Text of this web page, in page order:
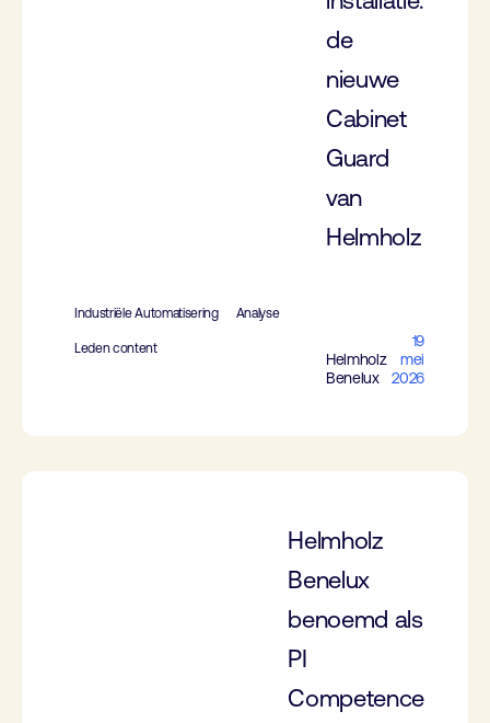
de
nieuwe
Cabinet
Guard
van
Helmholz
Industriële Automatisering Analyse
Leden content
Helmholz
Benelux
19
mei
2026
Helmholz
Benelux
benoemd als
PI
Competence